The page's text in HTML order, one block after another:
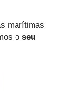
marítimas
o seu